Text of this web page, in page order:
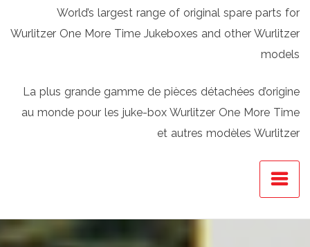
World’s largest range of original spare parts for
Wurlitzer One More Time Jukeboxes and other Wurlitzer
models
La plus grande gamme de pièces détachées d’origine
au monde pour les juke-box Wurlitzer One More Time
et autres modèles Wurlitzer